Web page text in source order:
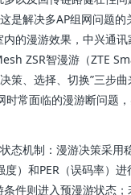
是解决多AP组网问题的
的漫游效果，中兴通
ZSR智漫游（ZTE
策、选择、切换”三步
时常面临的漫游断问题
态机制：漫游决策采用
度）和PER（误码率）
件则进入预漫游状态